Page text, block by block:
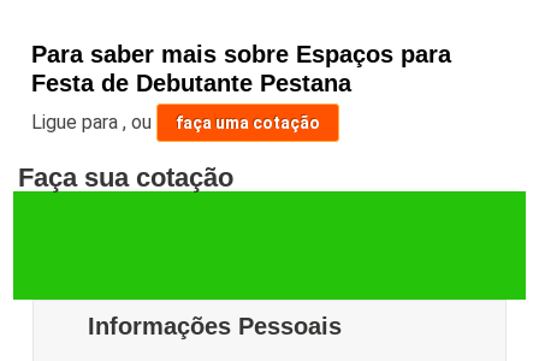
Para saber mais sobre Espaços para
Festa de Debutante Pestana
Ligue para,ou faça uma cotação
Faça sua cotação
Informações Pessoais